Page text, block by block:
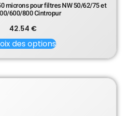
microns pour filtres NW 50/62/75 et
600/800 Cintropur
42.54 €
des options